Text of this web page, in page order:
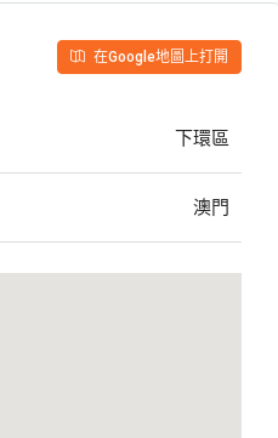
在Google地圖上打開
下環區
澳門